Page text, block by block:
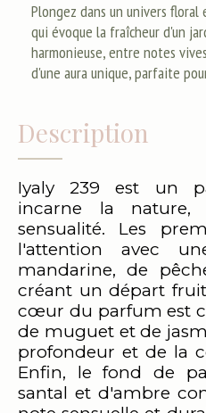
Plongez dans un univers
qui évoque la fraîcheur d'un
harmonieuse, entre notes
d'une aura unique, parfaite
Description
Iyaly 239 est un
incarne la
sensualité. Les
l'attention avec
mandarine, de
créant un départ
cœur du parfum est
de muguet et de
profondeur et de la
Enfin, le fond de
santal et d'ambre